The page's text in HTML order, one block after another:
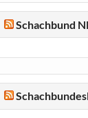
Schachbund